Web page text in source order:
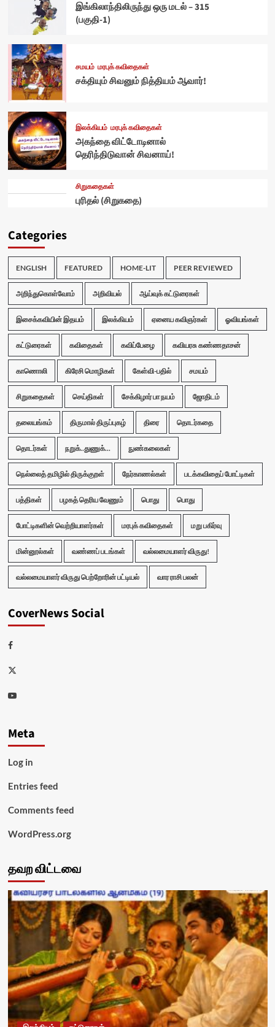
இங்கிலாந்திலிருந்து ஒரு மடல் – 315
(பகுதி-1)
சமயம் மரபுக் கவிதைகள்
சக்தியும் சிவனும் நித்தியம் ஆவார்!
இலக்கியம் மரபுக் கவிதைகள்
அகந்தை விட்டோடினால்
தெரிந்திடுவான் சிவனாய்!
சிறுகதைகள்
புரிதல் (சிறுகதை)
Categories
ENGLISH FEATURED HOME-LIT PEER REVIEWED
அறிந்துகொள்வோம் அறிவியல் ஆய்வுக் கட்டுரைகள்
இசைக்கவியின் இதயம் இலக்கியம் ஏனைய கவிஞர்கள் ஓவியங்கள்
கட்டுரைகள் கவிதைகள் கவிப்பேழை கவியரசு கண்ணதாசன்
காணொலி கிரேசி மொழிகள் கேள்வி-பதில் சமயம்
சிறுகதைகள் செய்திகள் சேக்கிழார் பா நயம் ஜோதிடம்
தலையங்கம் திருமால் திருப்புகழ் திரை தொடர்கதை
தொடர்கள் நறுக்..துணுக்... நுண்கலைகள்
நெல்லைத் தமிழில் திருக்குறள் நேர்காணல்கள் படக்கவிதைப் போட்டிகள்
பத்திகள் பழகத் தெரிய வேணும் பொது பொது
போட்டிகளின் வெற்றியாளர்கள் மரபுக் கவிதைகள் மறு பகிர்வு
மின்னூல்கள் வண்ணப் படங்கள் வல்லமையாளர் விருது!
வல்லமையாளர் விருது பெற்றோரின் பட்டியல் வார ராசி பலன்
CoverNews Social
Facebook
Twitter
Youtube
Meta
Log in
Entries feed
Comments feed
WordPress.org
தவற விட்டவை